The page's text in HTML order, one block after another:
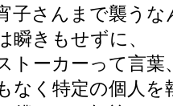
宵子さんまで襲う
瞬きもせずに、
ストーカーって言
なく特定の個人